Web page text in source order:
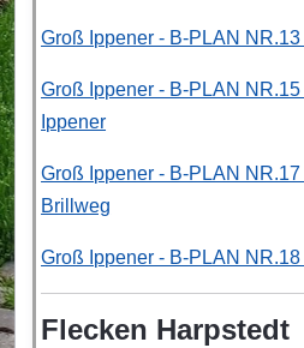
Groß Ippener - B-PLAN
Groß Ippener - B-PLAN
Ippener
Groß Ippener - B-PLAN
Brillweg
Groß Ippener - B-PLAN NR.18
Flecken Harpstedt